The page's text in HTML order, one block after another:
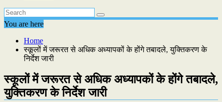
You are here
Home
स्कूलों में जरूरत से अधिक अध्यापकों के होंगे तबादले, युक्तिकरण के
निर्देश जारी
स्कूलों में जरूरत से अधिक अध्यापकों के होंगे तबादले,
युक्तिकरण के निर्देश जारी